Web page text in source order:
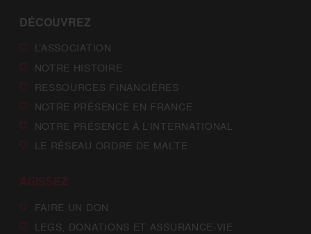
DÉCOUVREZ
L’ASSOCIATION
NOTRE HISTOIRE
RESSOURCES FINANCIÈRES
NOTRE PRÉSENCE EN FRANCE
NOTRE PRÉSENCE À L’INTERNATIONAL
LE RÉSEAU ORDRE DE MALTE
AGISSEZ
FAIRE UN DON
LEGS, DONATIONS ET ASSURANCE-VIE